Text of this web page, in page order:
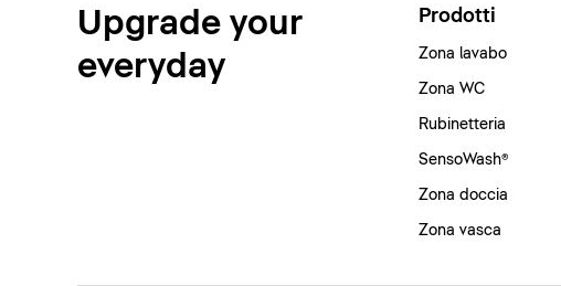
Upgrade your
everyday
Prodotti
Zona lavabo
Zona WC
Rubinetteria
SensoWash®
Zona doccia
Zona vasca